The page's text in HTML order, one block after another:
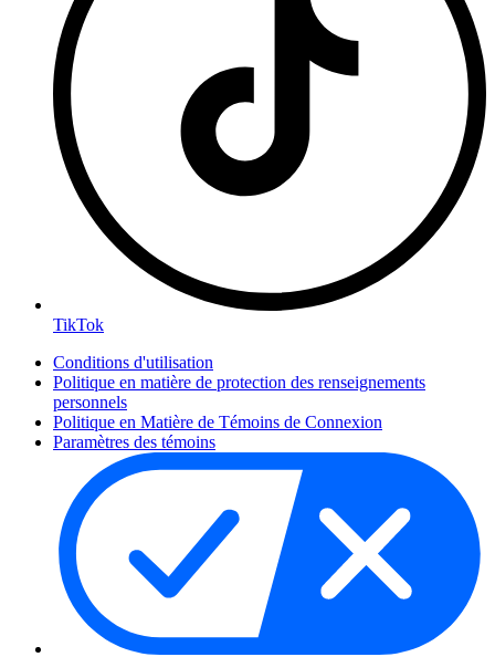
TikTok
Conditions d'utilisation
Politique en matière de protection des renseignements
personnels
Politique en Matière de Témoins de Connexion
Paramètres des témoins